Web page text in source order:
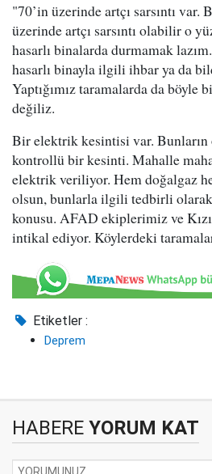
"70’in üzerinde artçı sarsıntı var.
üzerinde artçı sarsıntı olabilir o
hasarlı binalarda durmamak
hasarlı binayla ilgili ihbar ya da
Yaptığımız taramalarda da böyle
değiliz.
Bir elektrik kesintisi var.
kontrollü bir kesinti. Mahalle
elektrik veriliyor. Hem doğalgaz
olsun, bunlarla ilgili tedbirli
konusu. AFAD ekiplerimiz ve
intikal ediyor. Köylerdeki
Etiketler :
Deprem
HABERE YORUM KAT